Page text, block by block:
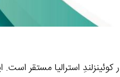
استرالیا مستقر است.